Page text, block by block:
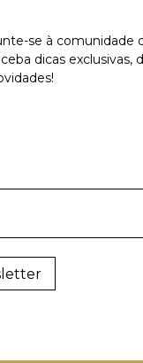
se à comunidade
dicas exclusivas,